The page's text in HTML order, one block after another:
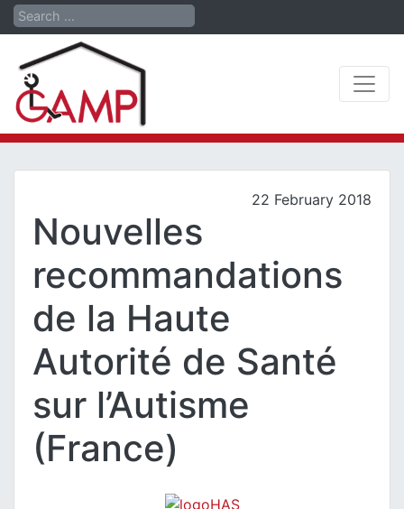
Search
22 February 2018
Nouvelles
recommandations
de la Haute
Autorité de Santé
sur l’Autisme
(France)